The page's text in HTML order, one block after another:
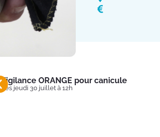
Vigilance ORANGE pour canicule
Dès jeudi 30 juillet à 12h